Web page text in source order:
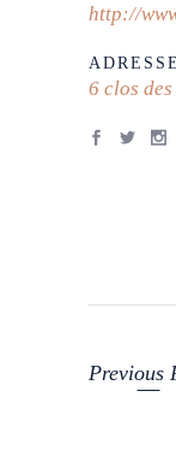
http://
ADRESSE
6 clos
Previous